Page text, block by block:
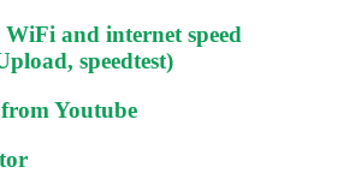
WiFi and internet speed
speedtest)
Youtube